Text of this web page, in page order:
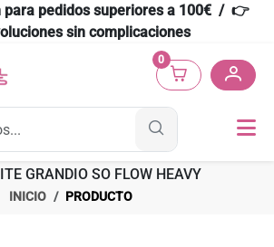
para pedidos superiores a 100€ / 👉
sin complicaciones
0
GRANDIO SO FLOW HEAVY
INICIO PRODUCTO